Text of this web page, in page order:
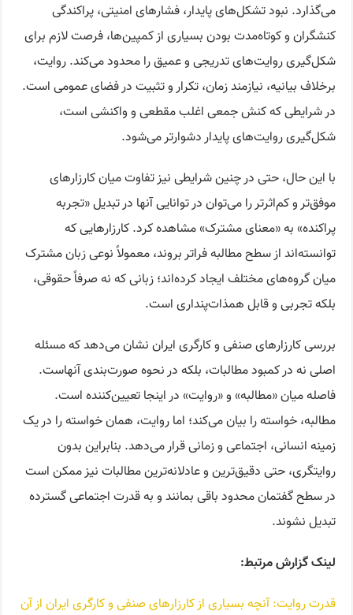
می‌گذارد. نبود تشکل‌های پایدار، فشارهای امنیتی، پراکندگی
کنشگران و کوتاه‌مدت بودن بسیاری از کمپین‌ها، فرصت لازم برای
شکل‌گیری روایت‌های تدریجی و عمیق را محدود می‌کند. روایت،
برخلاف بیانیه، نیازمند زمان، تکرار و تثبیت در فضای عمومی است.
در شرایطی که کنش جمعی اغلب مقطعی و واکنشی است،
شکل‌گیری روایت‌های پایدار دشوارتر می‌شود.
با این حال، حتی در چنین شرایطی نیز تفاوت میان کارزارهای
موفق‌تر و کم‌اثرتر را می‌توان در توانایی آنها در تبدیل «تجربه
پراکنده» به «معنای مشترک» مشاهده کرد. کارزارهایی که
توانسته‌اند از سطح مطالبه فراتر بروند، معمولاً نوعی زبان مشترک
میان گروه‌های مختلف ایجاد کرده‌اند؛ زبانی که نه صرفاً حقوقی،
بلکه تجربی و قابل همذات‌پنداری است.
بررسی کارزارهای صنفی و کارگری ایران نشان می‌دهد که مسئله
اصلی نه در کمبود مطالبات، بلکه در نحوه صورت‌بندی آنهاست.
فاصله میان «مطالبه» و «روایت» در اینجا تعیین‌کننده است.
مطالبه، خواسته را بیان می‌کند؛ اما روایت، همان خواسته را در یک
زمینه انسانی، اجتماعی و زمانی قرار می‌دهد. بنابراین بدون
روایتگری، حتی دقیق‌ترین و عادلانه‌ترین مطالبات نیز ممکن است
در سطح گفتمان محدود باقی بمانند و به قدرت اجتماعی گسترده
تبدیل نشوند.
لینک گزارش مرتبط:
قدرت روایت: آنچه بسیاری از کارزارهای صنفی و کارگری ایران از آن